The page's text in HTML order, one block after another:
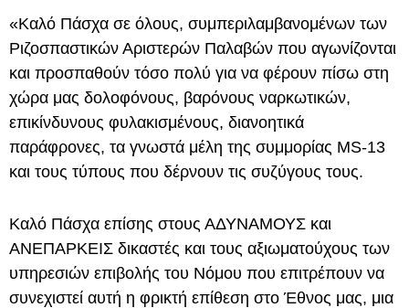
«Καλό Πάσχα σε όλους, συμπεριλαμβανομένων των
Ριζοσπαστικών Αριστερών Παλαβών που αγωνίζονται
και προσπαθούν τόσο πολύ για να φέρουν πίσω στη
χώρα μας δολοφόνους, βαρόνους ναρκωτικών,
επικίνδυνους φυλακισμένους, διανοητικά
παράφρονες, τα γνωστά μέλη της συμμορίας MS-13
και τους τύπους που δέρνουν τις συζύγους τους.
Καλό Πάσχα επίσης στους ΑΔΥΝΑΜΟΥΣ και
ΑΝΕΠΑΡΚΕΙΣ δικαστές και τους αξιωματούχους των
υπηρεσιών επιβολής του Νόμου που επιτρέπουν να
συνεχιστεί αυτή η φρικτή επίθεση στο Έθνος μας, μια